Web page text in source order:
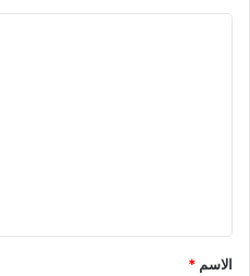
*
الاسم *